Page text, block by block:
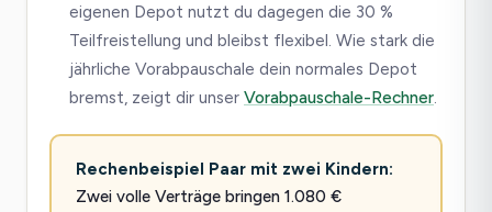
eigenen Depot nutzt du dagegen die 30 %
Teilfreistellung und bleibst flexibel. Wie stark die
jährliche Vorabpauschale dein normales Depot
bremst, zeigt dir unser Vorabpauschale-Rechner.
Rechenbeispiel Paar mit zwei Kindern:
Zwei volle Verträge bringen 1.080 €